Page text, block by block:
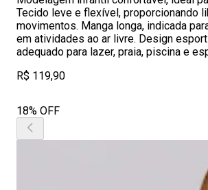
Tecido leve e flexível, proporcionando
movimentos. Manga longa, indicada
em atividades ao ar livre. Design
adequado para lazer, praia, piscina e
R$ 119,90
18% OFF